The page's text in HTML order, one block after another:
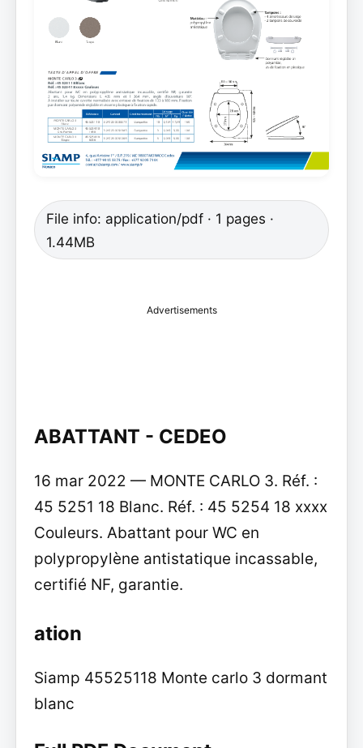
File info: application/pdf · 1 pages ·
1.44MB
Advertisements
ABATTANT - CEDEO
16 mar 2022 — MONTE CARLO 3. Réf. :
45 5251 18 Blanc. Réf. : 45 5254 18 xxxx
Couleurs. Abattant pour WC en
polypropylène antistatique incassable,
certifié NF, garantie.
ation
Siamp 45525118 Monte carlo 3 dormant
blanc